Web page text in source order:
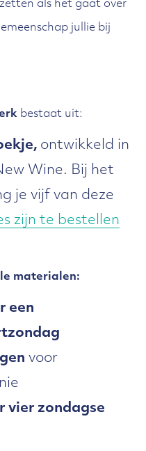
als het gaat over
jullie bij
bestaat uit:
ontwikkeld in
Wine. Bij het
je vijf van deze
zijn te bestellen
materialen:
een
voor
vier zondagse